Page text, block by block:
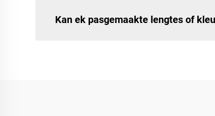
Kan ek pasgemaakte lengtes of